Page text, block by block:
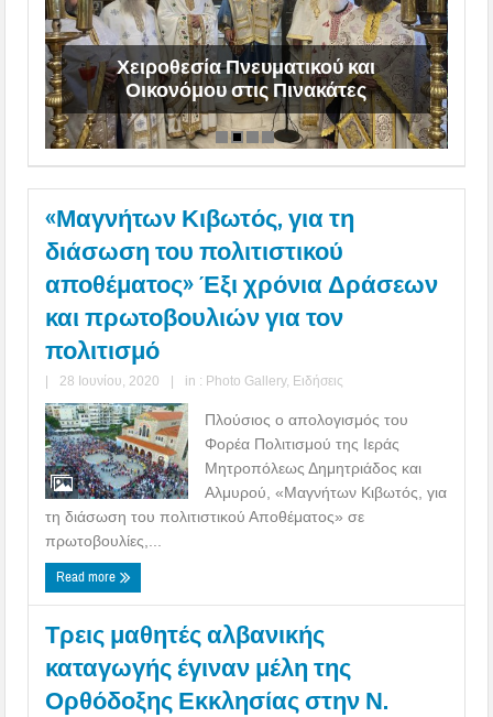
Χειροθεσία Πνευματικού και
Οικονόμου στις Πινακάτες
«Μαγνήτων Κιβωτός, για τη
διάσωση του πολιτιστικού
αποθέματος» Έξι χρόνια Δράσεων
και πρωτοβουλιών για τον
πολιτισμό
| 28 Ιουνίου, 2020 | in : Photo Gallery, Ειδήσεις
Πλούσιος ο απολογισμός του
Φορέα Πολιτισμού της Ιεράς
Μητροπόλεως Δημητριάδος και
Αλμυρού, «Μαγνήτων Κιβωτός, για
τη διάσωση του πολιτιστικού Αποθέματος» σε
πρωτοβουλίες,...
Read more
Τρεις μαθητές αλβανικής
καταγωγής έγιναν μέλη της
Ορθόδοξης Εκκλησίας στην Ν.